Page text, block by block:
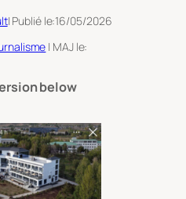
| Publié le:16/05/2026
| MAJ le:
below